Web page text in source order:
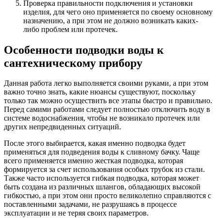
Проверка правильности подключения и установки
изделия, для чего оно применяется по своему основному
назначению, а при этом не должно возникать каких-
либо проблем или протечек.
Особенности подводки воды к
сантехническому прибору
Данная работа легко выполняется своими руками, а при этом
важно точно знать, какие нюансы существуют, поскольку
только так можно осуществить все этапы быстро и правильно.
Перед самими работами следует полностью отключить воду в
системе водоснабжения, чтобы не возникало протечек или
других непредвиденных ситуаций.
После этого выбирается, какая именно подводка будет
применяться для подведения воды к сливному бачку. Чаще
всего применяется именно жесткая подводка, которая
формируется за счет использования особых трубок из стали.
Также часто используется гибкая подводка, которая может
быть создана из различных шлангов, обладающих высокой
гибкостью, а при этом они просто великолепно справляются с
поставленными задачами, не разрушаясь в процессе
эксплуатации и не теряя своих параметров.